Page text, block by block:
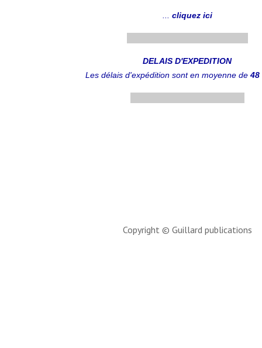
cliquez ici
DELAIS D'EXPEDITION
Les délais d'expédition sont en moyenne de 48
Copyright © Guillard publications